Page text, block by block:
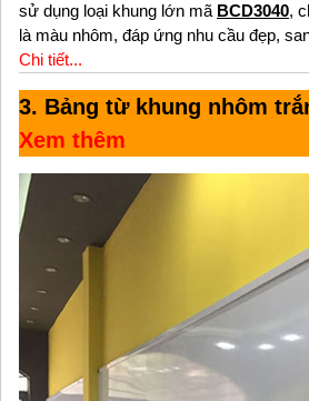
sử dụng loại khung lớn mã BCD3040,
là màu nhôm, đáp ứng nhu cầu đẹp,
Chi tiết...
3. Bảng từ khung nhôm
Xem thêm